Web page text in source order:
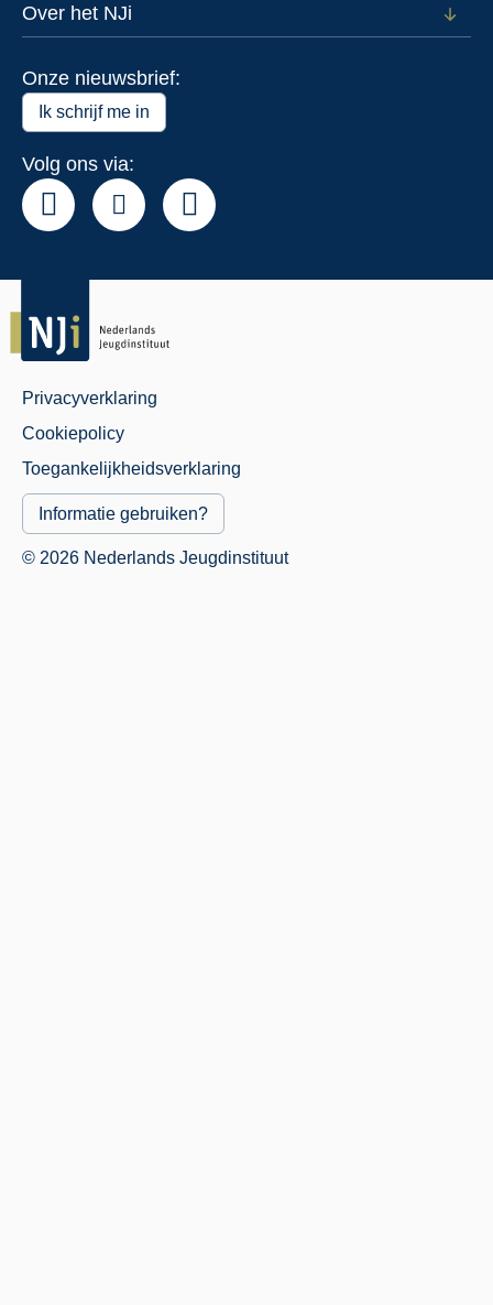
voor
Over het NJi
Open
Onze nieuwsbrief:
Ik schrijf me in
Volg ons via:
Juridisch
Menu
Privacyverklaring
Cookiepolicy
Toegankelijkheidsverklaring
Informatie gebruiken?
© 2026 Nederlands Jeugdinstituut